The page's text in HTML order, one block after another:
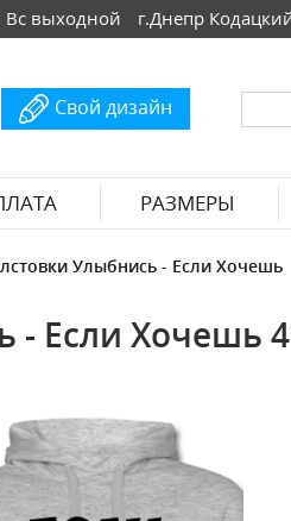
Вс выходной г.Днепр
Свой дизайн
РАЗМЕРЫ
Улыбнись - Если Хочешь
- Если Хочешь